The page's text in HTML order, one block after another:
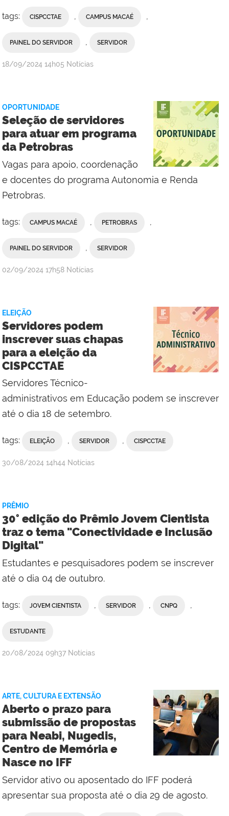
tags: CISPCCTAE , CAMPUS MACAÉ ,
PAINEL DO SERVIDOR , SERVIDOR
por
Macaé
publicado
18/09/2024 14h05 Notícias
OPORTUNIDADE
Seleção de servidores
para atuar em programa
da Petrobras
Vagas para apoio, coordenação
e docentes do programa Autonomia e Renda
Petrobras.
tags: CAMPUS MACAÉ , PETROBRAS ,
PAINEL DO SERVIDOR , SERVIDOR
por
publicado
02/09/2024 17h58 Notícias
ELEIÇÃO
Servidores podem
inscrever suas chapas
para a eleição da
CISPCCTAE
Servidores Técnico-
administrativos em Educação podem se inscrever
até o dia 18 de setembro.
tags: ELEIÇÃO , SERVIDOR , CISPCCTAE
por
publicado
30/08/2024 14h44 Notícias
PRÊMIO
30° edição do Prêmio Jovem Cientista
traz o tema "Conectividade e Inclusão
Digital"
Estudantes e pesquisadores podem se inscrever
até o dia 04 de outubro.
tags: JOVEM CIENTISTA , SERVIDOR , CNPQ ,
ESTUDANTE
por
Reitoria
publicado
20/08/2024 09h37 Notícias
ARTE, CULTURA E EXTENSÃO
Aberto o prazo para
submissão de propostas
para Neabi, Nugedis,
Centro de Memória e
Nasce no IFF
Servidor ativo ou aposentado do IFF poderá
apresentar sua proposta até o dia 29 de agosto.